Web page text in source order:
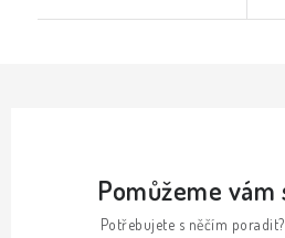
Pomůžeme
Potřebujete s něčím